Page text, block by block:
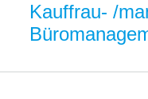
Kauffrau- /